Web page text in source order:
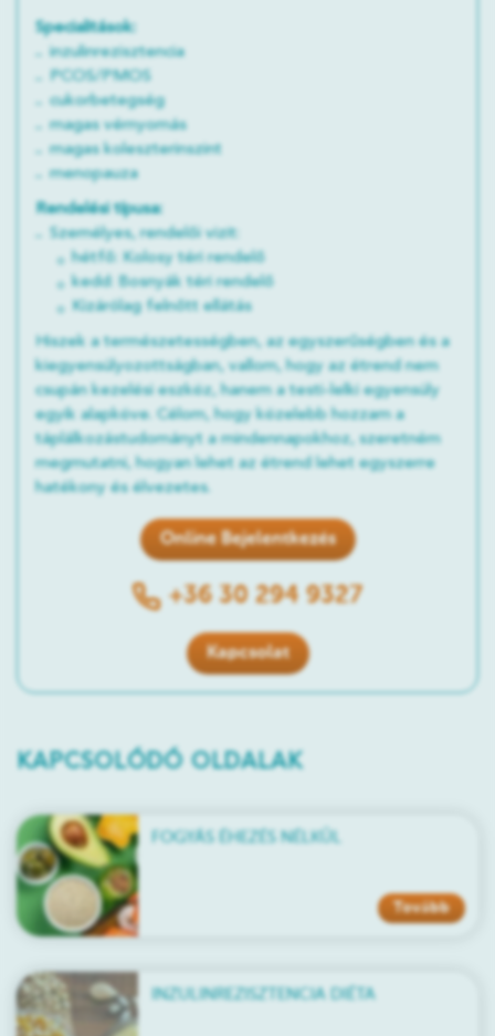
Specialitások:
inzulinrezisztencia
PCOS/PMOS
cukorbetegség
magas vérnyomás
magas koleszterinszint
menopauza
Rendelési típusa:
Személyes, rendelői vizit:
hétfő: Kolosy téri rendelő
kedd: Bosnyák téri rendelő
Kizárólag felnőtt ellátás
Hiszek a természetességben, az egyszerűségben és a
kiegyensúlyozottságban, vallom, hogy az étrend nem
csupán kezelési eszköz, hanem a testi-lelki egyensúly
egyik alapköve. Célom, hogy közelebb hozzam a
táplálkozástudományt a mindennapokhoz, szeretném
megmutatni, hogyan lehet az étrend lehet egyszerre
hatékony és élvezetes.
Online Bejelentkezés
+36 30 294 9327
Kapcsolat
KAPCSOLÓDÓ OLDALAK
FOGYÁS ÉHEZÉS NÉLKÜL
Tovább
INZULINREZISZTENCIA DIÉTA